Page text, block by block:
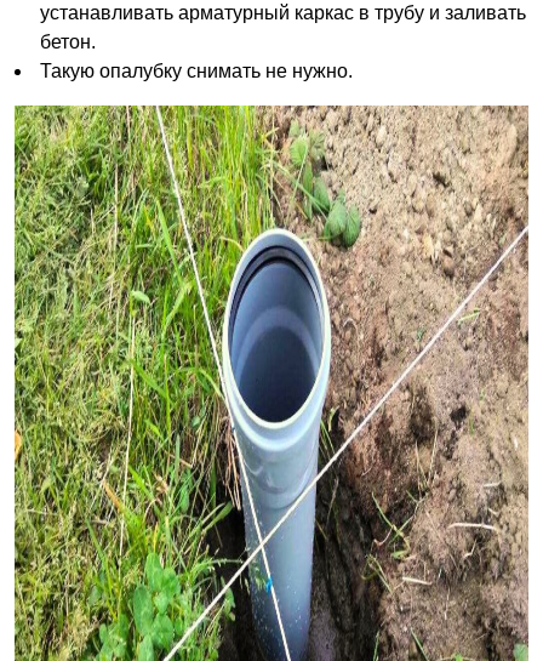
устанавливать арматурный каркас в трубу и заливать
бетон.
Такую опалубку снимать не нужно.